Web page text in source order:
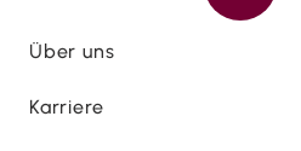
Über uns
Karriere